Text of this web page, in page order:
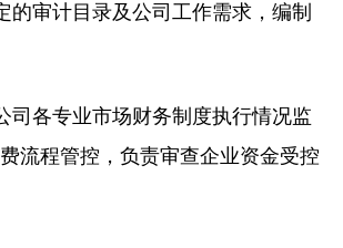
的审计目录及公司工作需求，编制
司各专业市场财务制度执行情况监
流程管控，负责审查企业资金受控